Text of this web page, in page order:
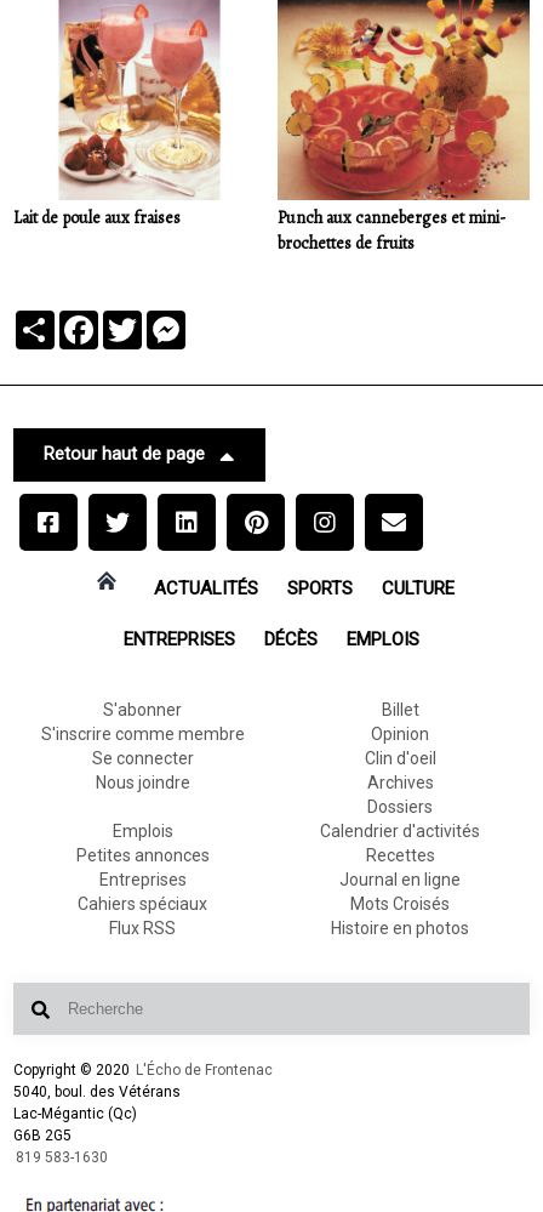
Lait de poule aux fraises
Punch aux canneberges et mini-
brochettes de fruits
PartagerFacebook
Twitter
Retour haut de page
ACTUALITÉS SPORTS CULTURE
ENTREPRISES DÉCÈS EMPLOIS
S'abonner
S'inscrire comme membre
Se connecter
Nous joindre
Billet
Opinion
Clin d'oeil
Archives
Dossiers
Emplois
Petites annonces
Entreprises
Cahiers spéciaux
Flux RSS
Calendrier d'activités
Recettes
Journal en ligne
Mots Croisés
Histoire en photos
Copyright © 2020 L'Écho de Frontenac
5040, boul. des Vétérans
Lac-Mégantic (Qc)
G6B 2G5
819 583-1630